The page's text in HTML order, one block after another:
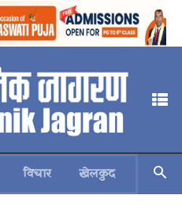
विचार खेलकुद स्वास्थ्य